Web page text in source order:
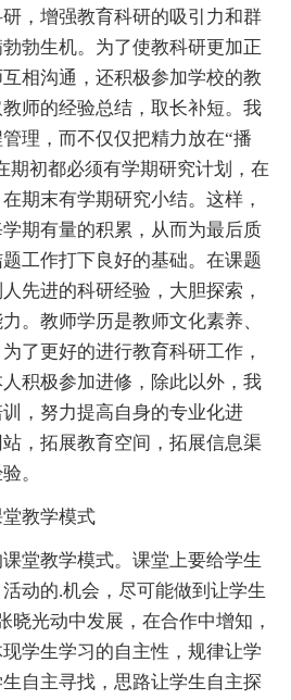
，增强教育科研的吸引力和群
勃生机。为了使教科研更加正
相沟通，还积极参加学校的教
师的经验总结，取长补短。我
理，而不仅仅把精力放在“播
期初都必须有学期研究计划，在
期末有学期研究小结。这样，
期有量的积累，从而为最后质
工作打下良好的基础。在课题
先进的科研经验，大胆探索，
。教师学历是教师文化素养、
了更好的进行教育科研工作，
积极参加进修，除此以外，我
，努力提高自身的专业化进
，拓展教育空间，拓展信息渠
。
教学模式
教学模式。课堂上要给学生
动的.机会，尽可能做到让学生
晓光动中发展，在合作中增知，
学生学习的自主性，规律让学
自主寻找，思路让学生自主探